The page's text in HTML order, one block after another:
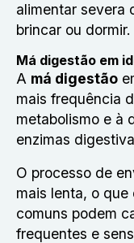
alimentar severa
brincar ou dormir.
Má digestão em
A má digestão
mais frequência
metabolismo e à
enzimas
O processo de
mais lenta, o que
comuns podem
frequentes e